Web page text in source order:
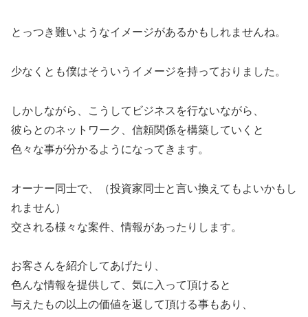
とっつき難いようなイメージがあるかもしれませんね。
少なくとも僕はそういうイメージを持っておりました。
しかしながら、こうしてビジネスを行ないながら、
彼らとのネットワーク、信頼関係を構築していくと
色々な事が分かるようになってきます。
オーナー同士で、（投資家同士と言い換えてもよいかもし
れません）
交される様々な案件、情報があったりします。
お客さんを紹介してあげたり、
色んな情報を提供して、気に入って頂けると
与えたもの以上の価値を返して頂ける事もあり、